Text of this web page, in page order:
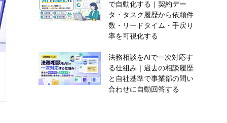
で自動化する｜契約デー
タ・タスク履歴から依頼件
数・リードタイム・手戻り
率を可視化する
法務相談をAIで一次対応す
る仕組み｜過去の相談履歴
と自社基準で事業部の問い
合わせに自動回答する